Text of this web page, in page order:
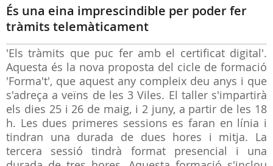
És una eina imprescindible per poder fer
tràmits telemàticament
'Els tràmits que puc fer amb el certificat digital'.
Aquesta és la nova proposta del cicle de formació
'Forma't', que aquest any compleix deu anys i que
s'adreça a veïns de les 3 Viles. El taller s'impartirà
els dies 25 i 26 de maig, i 2 juny, a partir de les 18
h. Les dues primeres sessions es faran en línia i
tindran una durada de dues hores i mitja. La
tercera sessió tindrà format presencial i una